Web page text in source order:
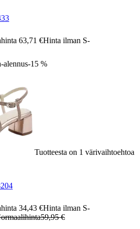
63,71 €Hinta ilman S-
alennus-15 %
Tuotteesta on 1 värivaihtoehtoa
34,43 €Hinta ilman S-
59,95 €